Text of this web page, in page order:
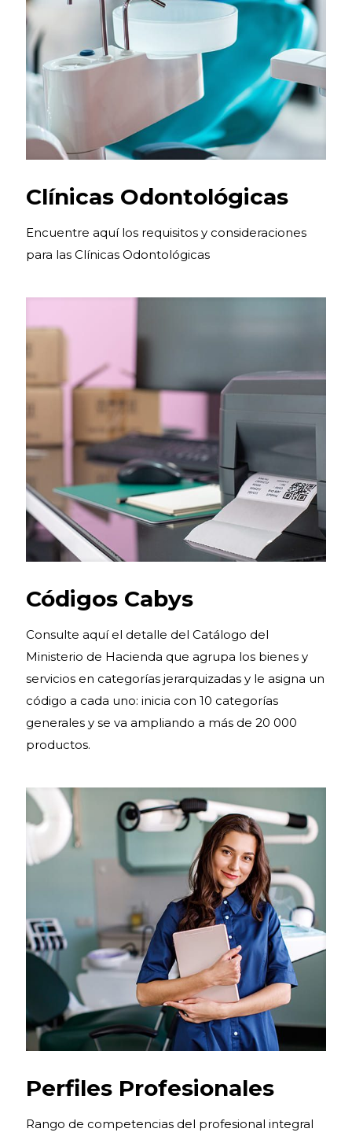
Clínicas Odontológicas
Encuentre aquí los requisitos y consideraciones
para las Clínicas Odontológicas
Códigos Cabys
Consulte aquí el detalle del Catálogo del
Ministerio de Hacienda que agrupa los bienes y
servicios en categorías jerarquizadas y le asigna un
código a cada uno: inicia con 10 categorías
generales y se va ampliando a más de 20 000
productos.
Perfiles Profesionales
Rango de competencias del profesional integral